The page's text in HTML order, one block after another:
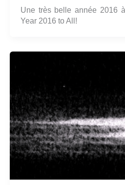
Une très belle année 2016
Year 2016 to All!